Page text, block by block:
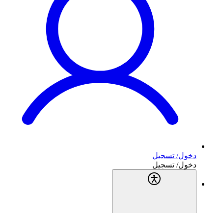
دخول/ تسجيل
دخول/ تسجيل